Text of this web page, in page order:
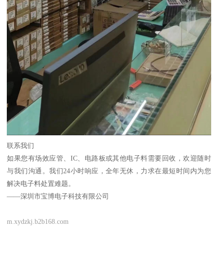
联系我们
如果您有场效应管、IC、电路板或其他电子料需要回收，欢迎随时
与我们沟通。我们24小时响应，全年无休，力求在最短时间内为您
解决电子料处置难题。
——深圳市宝博电子科技有限公司
m.xydzkj.b2b168.com